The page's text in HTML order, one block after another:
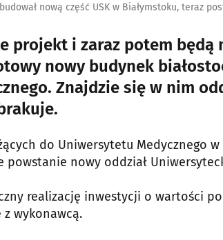
nową część USK w Białymstoku, teraz
projekt i zaraz potem będą
nowy budynek
Znajdzie się w nim
do Uniwersytetu Medycznego
powstanie nowy oddział
realizację inwestycji o wartości
wykonawcą.